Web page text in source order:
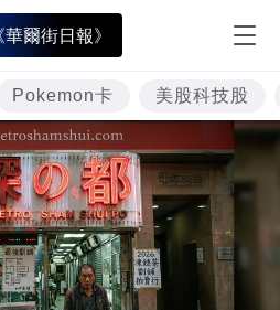
爾街日報》
Pokemon卡 美股科技股